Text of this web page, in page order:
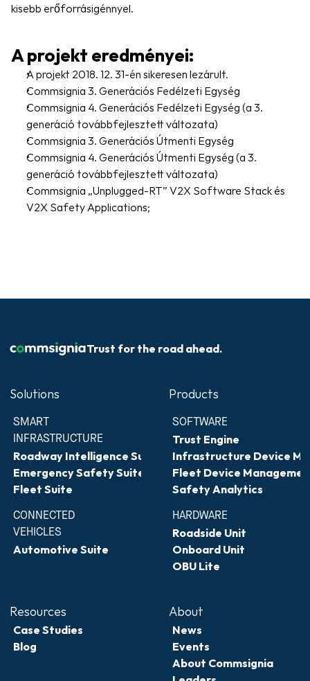
kisebb erőforrásigénnyel.
A projekt eredményei:
A projekt 2018. 12. 31-én sikeresen lezárult.
Commsignia 3. Generációs Fedélzeti Egység
Commsignia 4. Generációs Fedélzeti Egység (a 3.
generáció továbbfejlesztett változata)
Commsignia 3. Generációs Útmenti Egység
Commsignia 4. Generációs Útmenti Egység (a 3.
generáció továbbfejlesztett változata)
Commsignia „Unplugged-RT” V2X Software Stack és
V2X Safety Applications;
Trust for the road ahead.
Solutions
SMART
INFRASTRUCTURE
Roadway Intelligence Suite
Emergency Safety Suite
Fleet Suite
CONNECTED
VEHICLES
Automotive Suite
Products
SOFTWARE
Trust Engine
Infrastructure Device
Fleet Device
Safety Analytics
HARDWARE
Roadside Unit
Onboard Unit
OBU Lite
Resources
Case Studies
Blog
About
News
Events
About Commsignia